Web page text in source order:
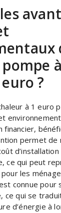
à
?
à 1 euro
financier,
permet de
d’installation
ce qui peut
les
connue pour
ce qui se
d’énergie à